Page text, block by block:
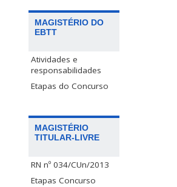
MAGISTÉRIO DO
EBTT
Atividades e
responsabilidades
Etapas do Concurso
MAGISTÉRIO
TITULAR-LIVRE
RN nº 034/CUn/2013
Etapas Concurso